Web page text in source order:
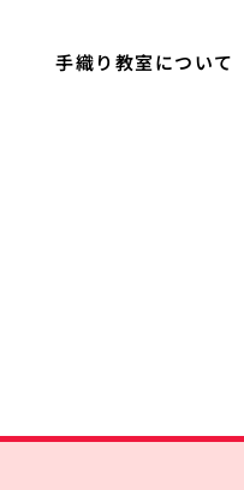
手織り教室について